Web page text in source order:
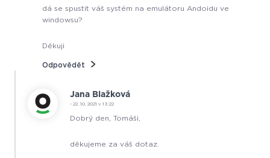
dá se spustit váš systém na emulátoru Andoidu ve
windowsu?
Děkuji
Odpovědět
Jana Blažková
- 22. 10. 2021 v 13:22
Dobrý den, Tomáši,
děkujeme za váš dotaz.